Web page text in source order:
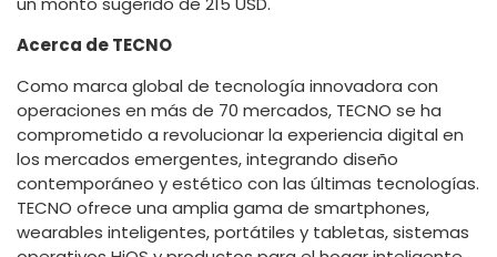
Acerca de TECNO
Como marca global de tecnología innovadora con
operaciones en más de 70 mercados, TECNO se ha
comprometido a revolucionar la experiencia digital en
los mercados emergentes, integrando diseño
contemporáneo y estético con las últimas tecnologías.
TECNO ofrece una amplia gama de smartphones,
wearables inteligentes, portátiles y tabletas, sistemas